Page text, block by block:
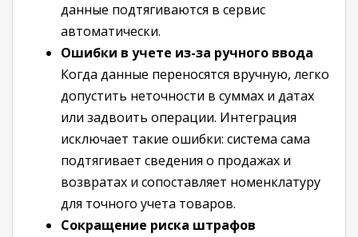
данные подтягиваются в сервис
автоматически.
Ошибки в учете из-за ручного ввода
Когда данные переносятся вручную, легко
допустить неточности в суммах и датах
или задвоить операции. Интеграция
исключает такие ошибки: система сама
подтягивает сведения о продажах и
возвратах и сопоставляет номенклатуру
для точного учета товаров.
Сокращение риска штрафов